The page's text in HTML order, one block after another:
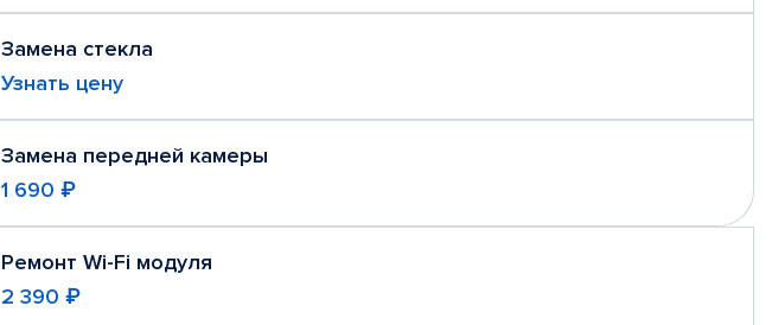
Замена стекла
Узнать цену
Замена передней камеры
1 690 ₽
Ремонт Wi-Fi модуля
2 390 ₽